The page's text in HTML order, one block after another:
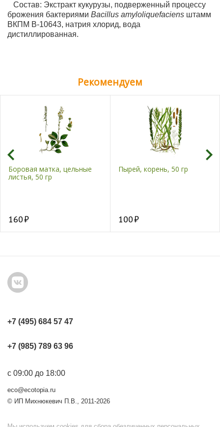
Состав: Экстракт кукурузы, подверженный процессу
брожения бактериями Bacillus amyloliquefaciens штамм
ВКПМ В-10643, натрия хлорид, вода
дистиллированная.
Рекомендуем
Боровая матка, цельные
листья, 50 гр
160
Пырей, корень, 50 гр
100
+7 (495) 684 57 47
+7 (985) 789 63 96
с 09:00 до 18:00
eco@ecotopia.ru
© ИП Михнюкевич П.В., 2011-2026